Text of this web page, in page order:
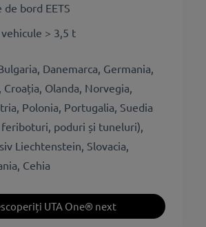
bord EETS
> 3,5 t
Danemarca, Germania,
Croația, Olanda, Norvegia,
Polonia, Portugalia, Suedia
poduri și tuneluri),
Liechtenstein, Slovacia,
Cehia
UTA One® next